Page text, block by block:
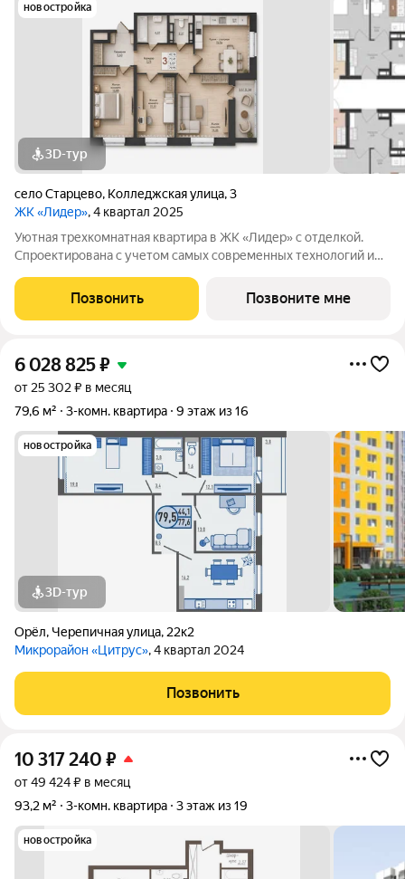
новостройка
3D-тур
село Старцево, Колледжская улица,3
ЖК «Лидер», 4 квартал 2025
Уютная трехкомнатная квартира в ЖК «Лидер» с отделкой.
Спроектирована с учетом самых современных технологий и
высококачественные материалы, панорамные окна, большие
балконы и виды на живописные
Позвонить Позвоните мне
6 028 825₽
от 25 302 ₽ в месяц
79,6 м²
3-комн. квартира 9 этаж из 16
новостройка
3D-тур
Орёл, Черепичная улица, 22к2
Микрорайон «Цитрус», 4 квартал 2024
Позвонить
10 317 240 ₽
от 49 424 ₽ в месяц
93,2 м²
3-комн. квартира 3 этаж из 19
новостройка